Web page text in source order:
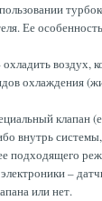
Ее
охладить
охлаждения
клапан
внутрь
подходящего
–
или нет.